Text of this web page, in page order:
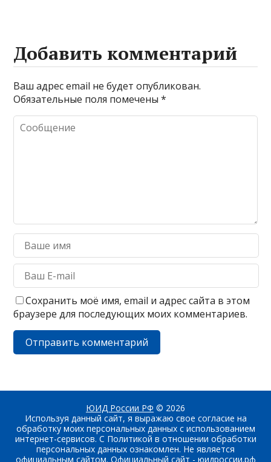
Добавить комментарий
Ваш адрес email не будет опубликован.
Обязательные поля помечены*
Сохранить моё имя, email и адрес сайта в этом
браузере для последующих моих комментариев.
ЮИД России РФ © 2026
Используя данный сайт, я выражаю свое согласие на
обработку моих персональных данных с использованием
интернет-сервисов. С Политикой в отношении обработки
персональных данных ознакомлен. Не является
официальным сайтом. Официальный сайт - юидроссии.рф